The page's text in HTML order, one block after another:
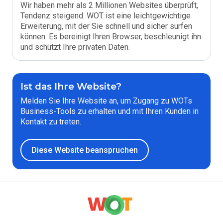
Wir haben mehr als 2 Millionen Websites überprüft,
Tendenz steigend. WOT ist eine leichtgewichtige
Erweiterung, mit der Sie schnell und sicher surfen
können. Es bereinigt Ihren Browser, beschleunigt ihn
und schützt Ihre privaten Daten.
Ist das Ihre Website?
Melden Sie Ihre Website an, um Zugang zu WOTs
Business-Tools zu erhalten und mit Ihren Kunden in
Kontakt zu treten.
Diese Website beanspruchen